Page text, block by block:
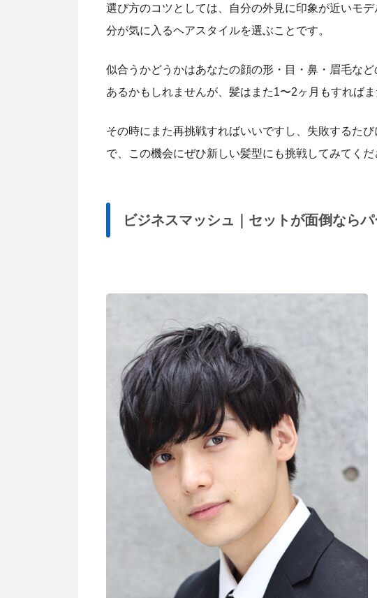
選び方のコツとしては、自分の外見に印象が近いモ
分が気に入るヘアスタイルを選ぶことです。
似合うかどうかはあなたの顔の形・目・鼻・眉毛な
あるかもしれませんが、髪はまた1〜2ヶ月もすればま
その時にまた再挑戦すればいいですし、失敗するた
で、この機会にぜひ新しい髪型にも挑戦してみてくだ
ビジネスマッシュ｜セットが面倒なら